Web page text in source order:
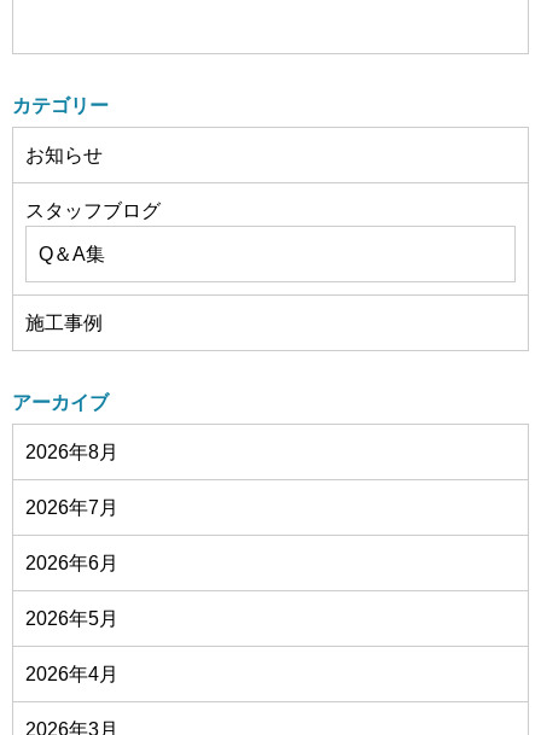
カテゴリー
お知らせ
スタッフブログ
Q＆A集
施工事例
アーカイブ
2026年8月
2026年7月
2026年6月
2026年5月
2026年4月
2026年3月